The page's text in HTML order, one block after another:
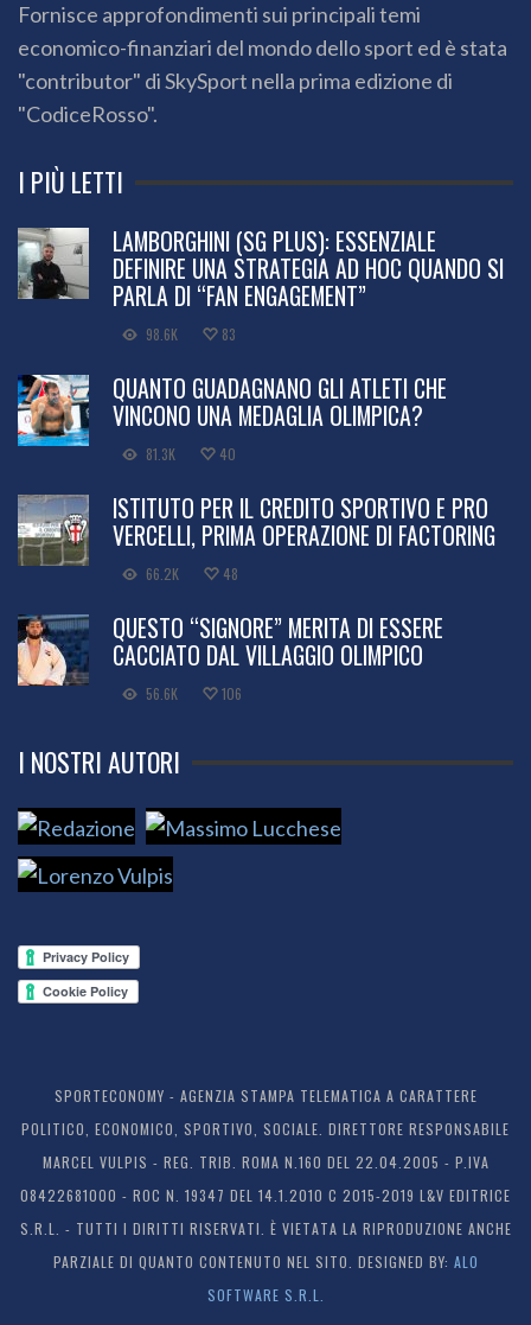
Fornisce approfondimenti sui principali temi
economico-finanziari del mondo dello sport ed è stata
"contributor" di SkySport nella prima edizione di
"CodiceRosso".
I PIÙ LETTI
LAMBORGHINI (SG PLUS): ESSENZIALE
DEFINIRE UNA STRATEGIA AD HOC QUANDO SI
PARLA DI “FAN ENGAGEMENT”
98.6K 83
QUANTO GUADAGNANO GLI ATLETI CHE
VINCONO UNA MEDAGLIA OLIMPICA?
81.3K 40
ISTITUTO PER IL CREDITO SPORTIVO E PRO
VERCELLI, PRIMA OPERAZIONE DI FACTORING
66.2K 48
QUESTO “SIGNORE” MERITA DI ESSERE
CACCIATO DAL VILLAGGIO OLIMPICO
56.6K 106
I NOSTRI AUTORI
SPORTECONOMY - AGENZIA STAMPA TELEMATICA A CARATTERE
POLITICO, ECONOMICO, SPORTIVO, SOCIALE. DIRETTORE RESPONSABILE
MARCEL VULPIS - REG. TRIB. ROMA N.160 DEL 22.04.2005 - P.IVA
08422681000 - ROC N. 19347 DEL 14.1.2010 C 2015-2019 L&V EDITRICE
S.R.L. - TUTTI I DIRITTI RISERVATI. È VIETATA LA RIPRODUZIONE ANCHE
PARZIALE DI QUANTO CONTENUTO NEL SITO. DESIGNED BY: ALO
SOFTWARE S.R.L.